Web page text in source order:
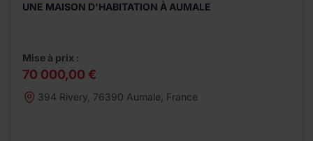
UNE MAISON D'HABITATION À AUMALE
Mise à prix :
70 000,00 €
394 Rivery, 76390 Aumale, France